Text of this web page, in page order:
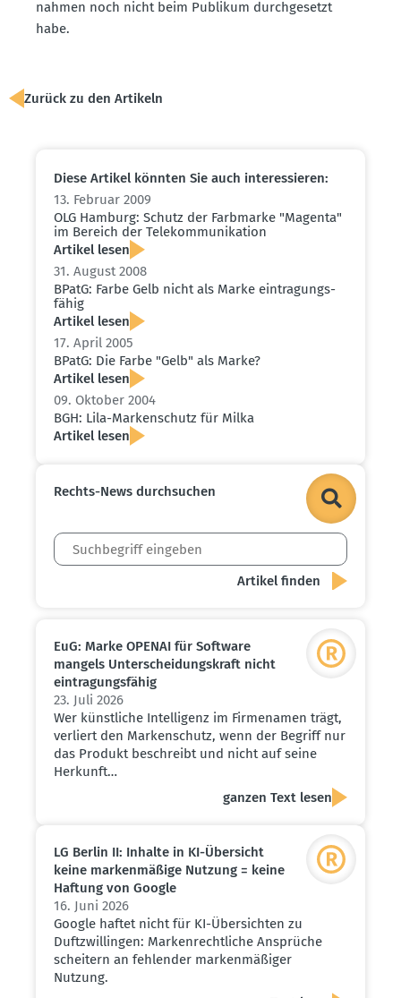
nahmen noch nicht beim Publikum durch­ge­setzt
habe.
Zurück zu den Artikeln
Diese Artikel könnten Sie auch inter­es­sieren:
13. Februar 2009
OLG Hamburg: Schutz der Farbmarke "Magenta"
im Bereich der Telekom­mu­ni­kation
Artikel lesen
31. August 2008
BPatG: Farbe Gelb nicht als Marke eintra­gungs­
fähig
Artikel lesen
17. April 2005
BPatG: Die Farbe "Gelb" als Marke?
Artikel lesen
09. Oktober 2004
BGH: Lila-Marken­schutz für Milka
Artikel lesen
Rechts-News durch­suchen
EuG: Marke OPENAI für Software
mangels Unter­schei­dungs­kraft nicht
eintra­gungs­fähig
23. Juli 2026
Wer künstliche Intelligenz im Firmenamen trägt,
verliert den Markenschutz, wenn der Begriff nur
das Produkt beschreibt und nicht auf seine
Herkunft…
ganzen Text lesen
LG Berlin II: Inhalte in KI-Übersicht
keine marken­mäßige Nutzung = keine
Haftung von Google
16. Juni 2026
Google haftet nicht für KI-Übersichten zu
Duftzwillingen: Markenrechtliche Ansprüche
scheitern an fehlender markenmäßiger
Nutzung.